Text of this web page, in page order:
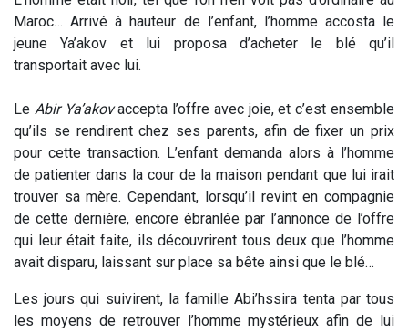
Maroc… Arrivé à hauteur de l’enfant, l’homme accosta le
jeune Ya’akov et lui proposa d’acheter le blé qu’il
transportait avec lui.
Le Abir Ya’akovaccepta l’offre avec joie, et c’est ensemble
qu’ils se rendirent chez ses parents, afin de fixer un prix
pour cette transaction. L’enfant demanda alors à l’homme
de patienter dans la cour de la maison pendant que lui irait
trouver sa mère. Cependant, lorsqu’il revint en compagnie
de cette dernière, encore ébranlée par l’annonce de l’offre
qui leur était faite, ils découvrirent tous deux que l’homme
avait disparu, laissant sur place sa bête ainsi que le blé…
Les jours qui suivirent, la famille Abi’hssira tenta par tous
les moyens de retrouver l’homme mystérieux afin de lui